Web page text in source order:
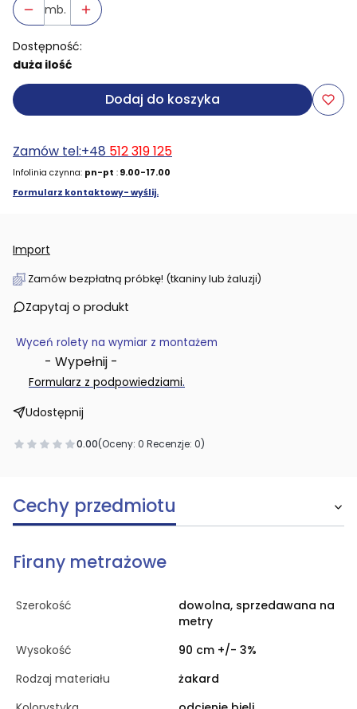
mb.
Dostępność:
duża ilość
Dodaj do koszyka
Zamów tel:+48 512 319 125
Infolinia czynna: pn-pt : 9.00-17.00
Formularz kontaktowy- wyślij.
Import
Zamów bezpłatną próbkę! (tkaniny lub żaluzji)
Zapytaj o produkt
Wyceń rolety na wymiar z montażem
- Wypełnij -
Formularz z podpowiedziami.
Udostępnij
0.00(Oceny: 0 Recenzje: 0)
Cechy przedmiotu
Firany metrażowe
Szerokość
dowolna, sprzedawana na
metry
Wysokość
90 cm +/- 3%
Rodzaj materiału
żakard